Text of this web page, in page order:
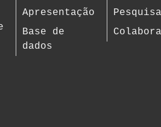
Apresentação
Base de
dados
Pesquisa